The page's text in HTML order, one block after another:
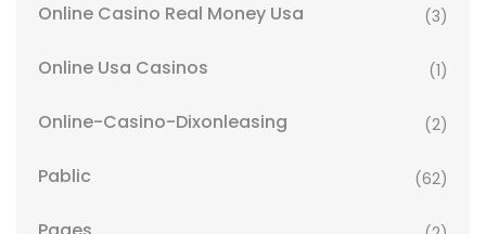
Online Casino Real Money Usa (3)
Online Usa Casinos (1)
Online-Casino-Dixonleasing (2)
Pablic (62)